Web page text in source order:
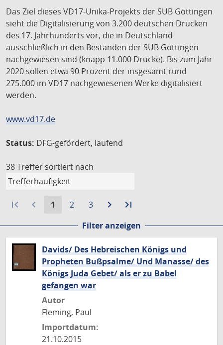
Das Ziel dieses VD17-Unika-Projekts der SUB Göttingen
sieht die Digitalisierung von 3.200 deutschen Drucken
des 17. Jahrhunderts vor, die in Deutschland
ausschließlich in den Beständen der SUB Göttingen
nachgewiesen sind (knapp 11.000 Drucke). Bis zum Jahr
2020 sollen etwa 90 Prozent der insgesamt rund
275.000 im VD17 nachgewiesenen Werke digitalisiert
werden.
www.vd17.de
Status: DFG-gefördert, laufend
38 Treffer sortiert nach
first_page navigate_before
Aktuelle
1
Gehe
Seite
2
Gehe
Seite
3 navigate_next
Zur
Seite
last_page
Seite
Filter anzeigen
Davids/ Des Hebreischen Königs und
Propheten Bußpsalme/ Und Manasse/ des
Königs Juda Gebet/ als er zu Babel
gefangen war
Autor
Fleming, Paul
Importdatum:
21.10.2015